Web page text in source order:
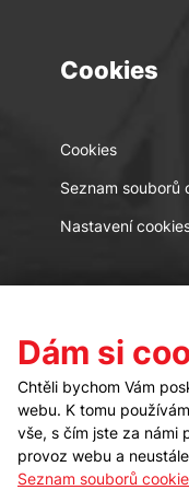
Cookies
Cookies
Seznam souborů
Nastavení
Kontakt
Dám si
Chtěli bychom Vám
webu. K tomu
vše, s čím jste za námi
provoz webu a
Seznam souborů